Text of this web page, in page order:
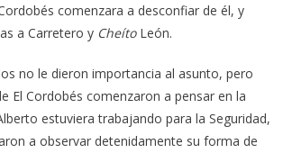
comenzara a desconfiar de él, y
a Carretero y CheítoLeón.
no le dieron importancia al asunto, pero
El Cordobés comenzaron a pensar en la
estuviera trabajando para la Seguridad,
a observar detenidamente su forma de